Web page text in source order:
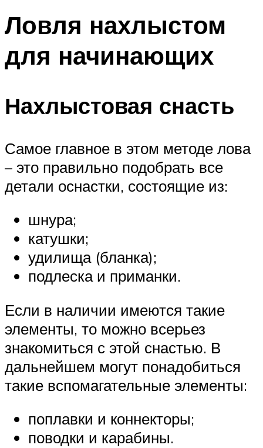
Ловля нахлыстом
для начинающих
Нахлыстовая снасть
Самое главное в этом методе лова
– это правильно подобрать все
детали оснастки, состоящие из:
шнура;
катушки;
удилища (бланка);
подлеска и приманки.
Если в наличии имеются такие
элементы, то можно всерьез
знакомиться с этой снастью. В
дальнейшем могут понадобиться
такие вспомагательные элементы:
поплавки и коннекторы;
поводки и карабины.